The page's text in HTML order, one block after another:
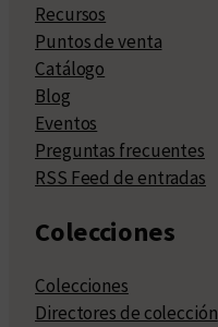
Recursos
Puntos de venta
Catálogo
Blog
Eventos
Preguntas frecuentes
RSS Feed de entradas
Colecciones
Colecciones
Directores de colección